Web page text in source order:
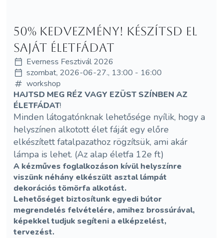
50% kedvezmény! Készítsd el
saját ÉletFádat
Everness Fesztivál 2026
szombat, 2026-06-27., 13:00 - 16:00
workshop
HAJTSD MEG RÉZ VAGY EZÜST SZÍNBEN AZ
ÉLETFÁDAT!
Minden látogatónknak lehetősége nyílik, hogy a
helyszínen alkotott élet fáját egy előre
elkészített fatalpazathoz rögzítsük, ami akár
lámpa is lehet. (Az alap életfa 12e ft)
A kézműves foglalkozáson kívül helyszínre
viszünk néhány elkészült asztal lámpát
dekorációs tömörfa alkotást.
Lehetőséget biztosítunk egyedi bútor
megrendelés felvételére, amihez brossúrával,
képekkel tudjuk segíteni a elképzelést,
tervezést.